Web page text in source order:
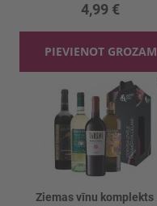
4,99 €
PIEVIENOT GROZAM